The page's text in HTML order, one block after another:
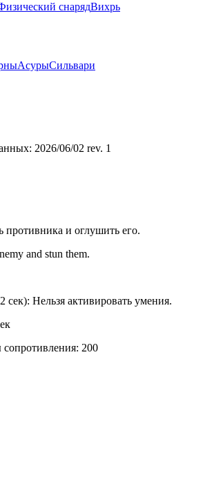
снарядВихрь
АсурыСильвари
2026/06/02 rev. 1
противника и оглушить его.
and stun them.
сек): Нельзя активировать умения.
200